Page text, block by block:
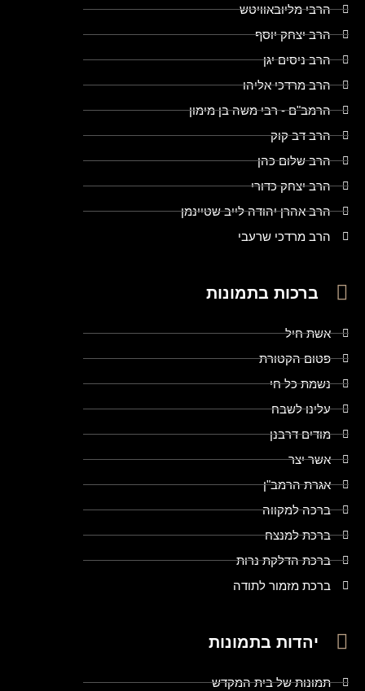
הרבי מליובאוויטש
הרב יצחק יוסף
הרב ניסים יגן
הרב מרדכי אליהו
הרמב"ם - רבי משה בן מימון
הרב דב קוק
הרב שלום כהן
הרב יצחק כדורי
הרב אהרן יהודה לייב שטיינמן
הרב מרדכי שרעבי
ברכות בתמונות
אשת חיל
פטום הקטורת
נשמת כל חי
עלינו לשבח
מודים דרבנן
אשר יצר
אגרת הרמב"ן
ברכה למקווה
ברכת למנצח
ברכת הדלקת נרות
ברכת מזמור לתודה
יהדות בתמונות
תמונות של בית המקדש